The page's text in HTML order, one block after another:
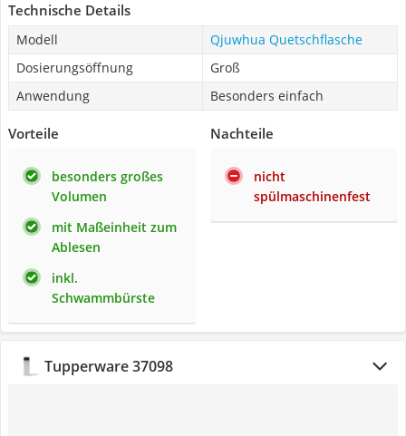
Technische Details
Modell
Qjuwhua Quetschflasche
Dosierungsöffnung
Groß
Anwendung
Besonders einfach
Vorteile
besonders großes
Volumen
mit Maßeinheit zum
Ablesen
inkl.
Schwammbürste
Nachteile
nicht
spülmaschinenfest
Tupperware 37098